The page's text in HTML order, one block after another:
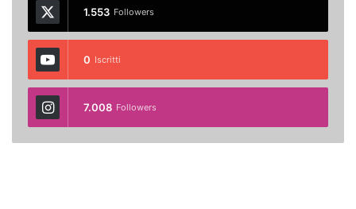
1.553 Followers
0 Iscritti
7.008 Followers